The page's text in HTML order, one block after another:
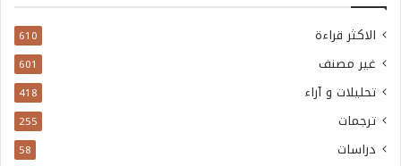
الاكثر قراءة 610
غير مصنف 601
تحليلات و آراء 418
ترجمات 255
دراسات 58